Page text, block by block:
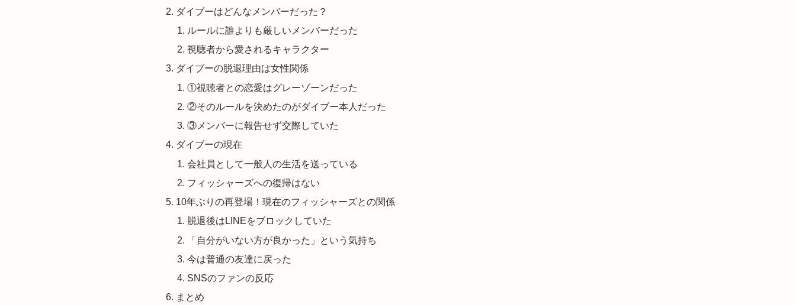
ダイブーはどんなメンバーだった？
ルールに誰よりも厳しいメンバーだった
視聴者から愛されるキャラクター
ダイブーの脱退理由は女性関係
①視聴者との恋愛はグレーゾーンだった
②そのルールを決めたのがダイブー本人だった
③メンバーに報告せず交際していた
ダイブーの現在
会社員として一般人の生活を送っている
フィッシャーズへの復帰はない
10年ぶりの再登場！現在のフィッシャーズとの関係
脱退後はLINEをブロックしていた
「自分がいない方が良かった」という気持ち
今は普通の友達に戻った
SNSのファンの反応
まとめ